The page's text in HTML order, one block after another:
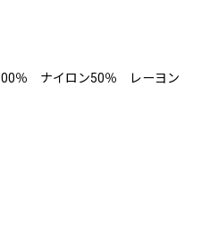
％ ナイロン50％ レーヨン